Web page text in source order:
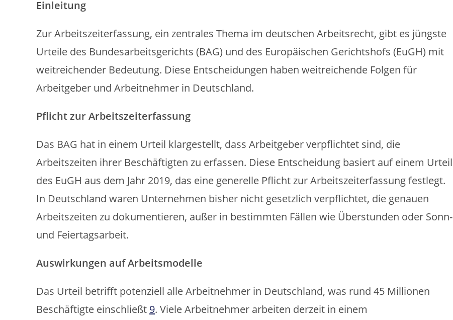
Einleitung
Zur Arbeitszeiterfassung, ein zentrales Thema im deutschen Arbeitsrecht, gibt es jüngste
Urteile des Bundesarbeitsgerichts (BAG) und des Europäischen Gerichtshofs (EuGH) mit
weitreichender Bedeutung. Diese Entscheidungen haben weitreichende Folgen für
Arbeitgeber und Arbeitnehmer in Deutschland.
Pflicht zur Arbeitszeiterfassung
Das BAG hat in einem Urteil klargestellt, dass Arbeitgeber verpflichtet sind, die
Arbeitszeiten ihrer Beschäftigten zu erfassen. Diese Entscheidung basiert auf einem Urteil
des EuGH aus dem Jahr 2019, das eine generelle Pflicht zur Arbeitszeiterfassung festlegt.
In Deutschland waren Unternehmen bisher nicht gesetzlich verpflichtet, die genauen
Arbeitszeiten zu dokumentieren, außer in bestimmten Fällen wie Überstunden oder Sonn-
und Feiertagsarbeit.
Auswirkungen auf Arbeitsmodelle
Das Urteil betrifft potenziell alle Arbeitnehmer in Deutschland, was rund 45 Millionen
Beschäftigte einschließt 9. Viele Arbeitnehmer arbeiten derzeit in einem